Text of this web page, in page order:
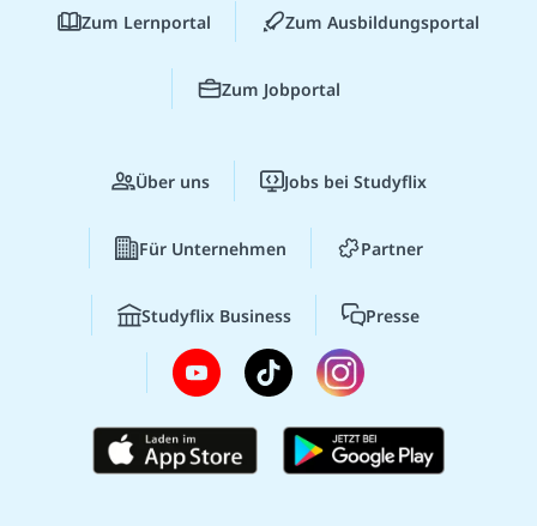
Zum Lernportal Zum Ausbildungsportal
Zum Jobportal
Über uns Jobs bei Studyflix
Für Unternehmen Partner
Studyflix Business Presse